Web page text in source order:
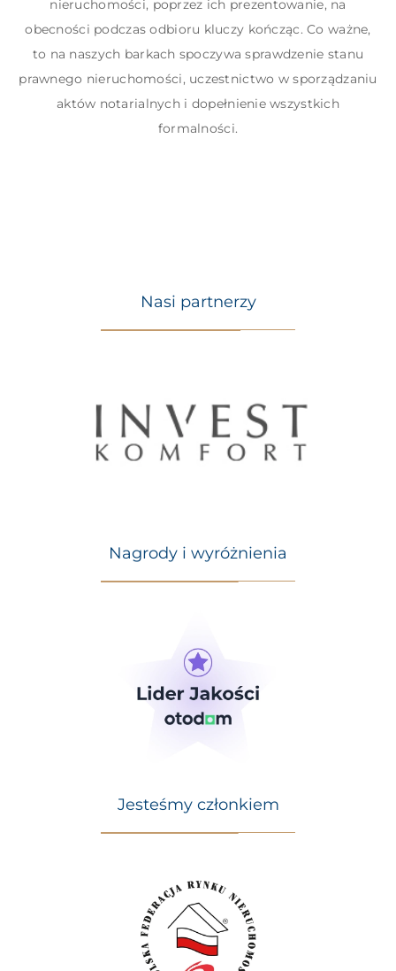
nieruchomości, poprzez ich prezentowanie, na
obecności podczas odbioru kluczy kończąc. Co ważne,
to na naszych barkach spoczywa sprawdzenie stanu
prawnego nieruchomości, uczestnictwo w sporządzaniu
aktów notarialnych i dopełnienie wszystkich
formalności.
Nasi partnerzy
Nagrody i wyróżnienia
Jesteśmy członkiem